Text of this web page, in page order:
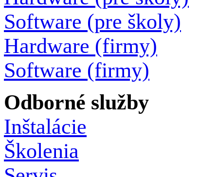
Software (pre školy)
Hardware (firmy)
Software (firmy)
Odborné služby
Inštalácie
Školenia